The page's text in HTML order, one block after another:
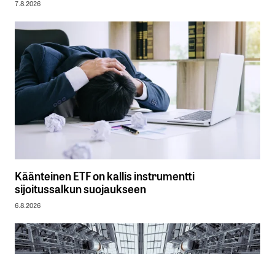
7.8.2026
Käänteinen ETF on kallis instrumentti
sijoitussalkun suojaukseen
6.8.2026